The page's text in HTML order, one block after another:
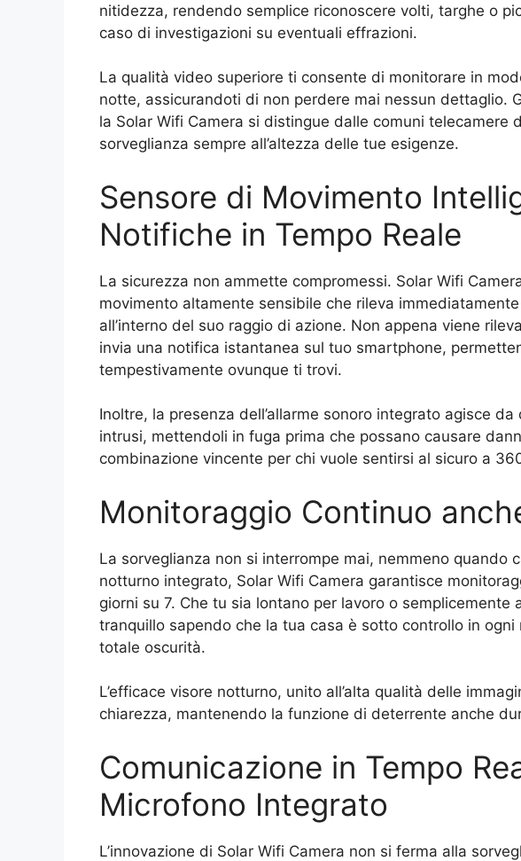
nitidezza, rendendo semplice riconoscere volti, targhe o
caso di investigazioni su eventuali effrazioni.
La qualità video superiore ti consente di monitorare in
notte, assicurandoti di non perdere mai nessun dettaglio.
la Solar Wifi Camera si distingue dalle comuni telecamere
sorveglianza sempre all’altezza delle tue esigenze.
Sensore di Movimento
Notifiche in Tempo Reale
La sicurezza non ammette compromessi. Solar Wifi
movimento altamente sensibile che rileva
all’interno del suo raggio di azione. Non appena viene
invia una notifica istantanea sul tuo smartphone,
tempestivamente ovunque ti trovi.
Inoltre, la presenza dell’allarme sonoro integrato agisce
intrusi, mettendoli in fuga prima che possano causare
combinazione vincente per chi vuole sentirsi al sicuro a
Monitoraggio Continuo
La sorveglianza non si interrompe mai, nemmeno quando
notturno integrato, Solar Wifi Camera garantisce
giorni su 7. Che tu sia lontano per lavoro o semplicemente
tranquillo sapendo che la tua casa è sotto controllo in
totale oscurità.
L’efficace visore notturno, unito all’alta qualità delle
chiarezza, mantenendo la funzione di deterrente anche
Comunicazione in Tempo
Microfono Integrato
L’innovazione di Solar Wifi Camera non si ferma alla